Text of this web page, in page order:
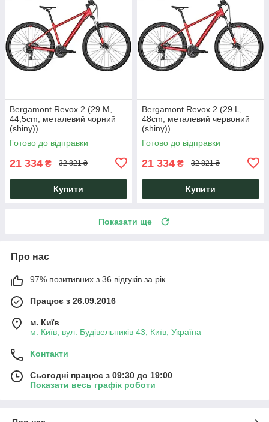
Bergamont Revox 2 (29 M,
44,5cm, металевий чорний
(shiny))
Готово до відправки
21 334 ₴ 32 821 ₴
Купити
Bergamont Revox 2 (29 L,
48cm, металевий червоний
(shiny))
Готово до відправки
21 334 ₴ 32 821 ₴
Купити
Показати ще
Про нас
97% позитивних з 36 відгуків за рік
Працює з 26.09.2016
м. Київ
м. Київ, вул. Будівельників 43, Київ, Україна
Контакти
Сьогодні працює з 09:30 до 19:00
Показати весь графік роботи